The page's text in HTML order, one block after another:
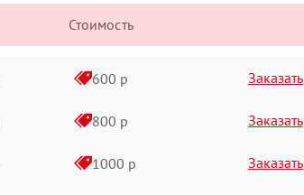
Стоимость
600 р Заказать
800 р Заказать
1000 р Заказать